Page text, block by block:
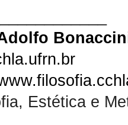
Estética e